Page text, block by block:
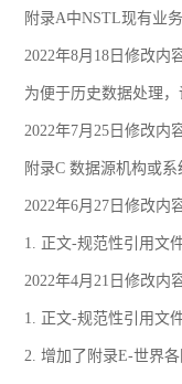
命名
，定义实体对象之间的
型的验证
附录A中NSTL现有业
2022年8月18日修改内
为便于历史数据处理
2022年7月25日修改内
附录C 数据源机构或
2022年6月27日修改内
1. 正文-规范性引用文
2022年4月21日修改内
1. 正文-规范性引用文
2. 增加了附录E-世界